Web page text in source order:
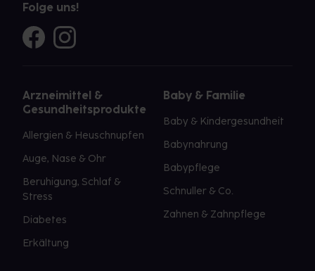
Folge uns!
Arzneimittel &
Gesundheitsprodukte
Allergien & Heuschnupfen
Auge, Nase & Ohr
Beruhigung, Schlaf &
Stress
Diabetes
Erkältung
Baby & Familie
Baby & Kindergesundheit
Babynahrung
Babypflege
Schnuller & Co.
Zahnen & Zahnpflege